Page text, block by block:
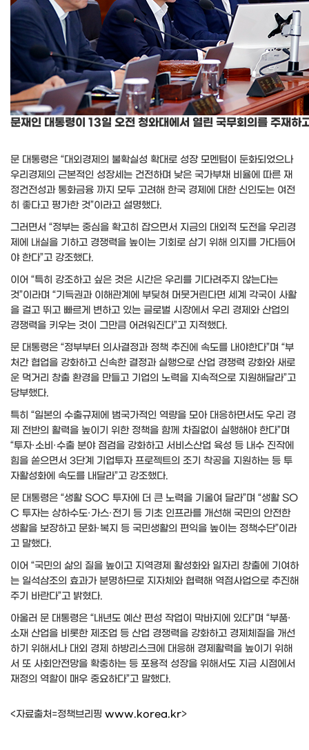
문재인 대통령이 13일 오전 청와대에서 열린 국무회의를 주재하
문 대통령은 “대외경제의 불확실성 확대로 성장 모멘텀이 둔화되었으나
우리경제의 근본적인 성장세는 건전하며 낮은 국가부채 비율에 따른 재
정건전성과 통화금융 까지 모두 고려해 한국 경제에 대한 신인도는 여전
히 좋다고 평가한 것”이라고 설명했다.
그러면서 “정부는 중심을 확고히 잡으면서 지금의 대외적 도전을 우리경
제에 내실을 기하고 경쟁력을 높이는 기회로 삼기 위해 의지를 가다듬어
야 한다”고 강조했다.
이어 “특히 강조하고 싶은 것은 시간은 우리를 기다려주지 않는다는
것”이라며 “기득권과 이해관계에 부딪혀 머뭇거린다면 세계 각국이 사활
을 걸고 뛰고 빠르게 변하고 있는 글로벌 시장에서 우리 경제와 산업의
경쟁력을 키우는 것이 그만큼 어려워진다”고 지적했다.
문 대통령은 “정부부터 의사결정과 정책 추진에 속도를 내야한다”며 “부
처간 협업을 강화하고 신속한 결정과 실행으로 산업 경쟁력 강화와 새로
운 먹거리 창출 환경을 만들고 기업의 노력을 지속적으로 지원해달라”고
당부했다.
특히 “일본의 수출규제에 범국가적인 역량을 모아 대응하면서도 우리 경
제 전반의 활력을 높이기 위한 정책을 함께 차질없이 실행해야 한다”며
“투자·소비·수출 분야 점검을 강화하고 서비스산업 육성 등 내수 진작에
힘을 쏟으면서 3단계 기업투자 프로젝트의 조기 착공을 지원하는 등 투
자활성화에 속도를 내달라”고 강조했다.
문 대통령은 “생활 SOC 투자에 더 큰 노력을 기울여 달라”며 “생활 SO
C 투자는 상하수도·가스·전기 등 기초 인프라를 개선해 국민의 안전한
생활을 보장하고 문화·복지 등 국민생활의 편익을 높이는 정책수단”이라
고 말했다.
이어 “국민의 삶의 질을 높이고 지역경제 활성화와 일자리 창출에 기여하
는 일석삼조의 효과가 분명하므로 지자체와 협력해 역점사업으로 추진해
주기 바란다”고 밝혔다.
아울러 문 대통령은 “내년도 예산 편성 작업이 막바지에 있다”며 “부품·
소재 산업을 비롯한 제조업 등 산업 경쟁력을 강화하고 경제체질을 개선
하기 위해서나 대외 경제 하방리스크에 대응해 경제활력을 높이기 위해
서 또 사회안전망을 확충하는 등 포용적 성장을 위해서도 지금 시점에서
재정의 역할이 매우 중요하다”고 말했다.
<자료출처=정책브리핑 www.korea.kr>